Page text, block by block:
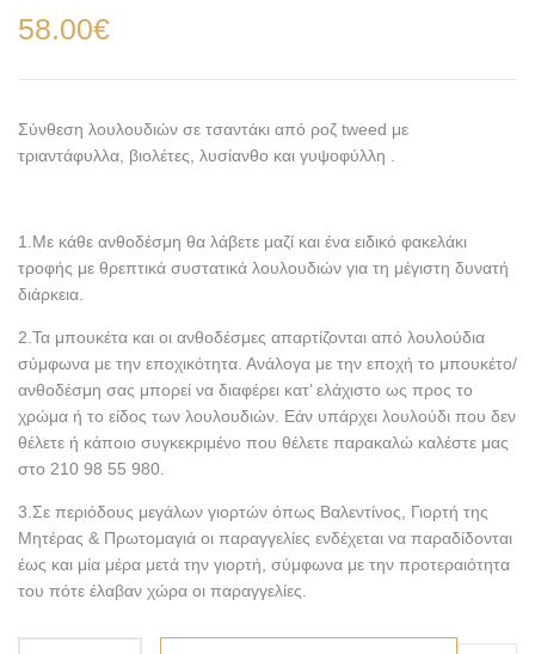
58.00€
Σύνθεση λουλουδιών σε τσαντάκι από ροζ tweed με
τριαντάφυλλα, βιολέτες, λυσίανθο και γυψοφύλλη .
1.Με κάθε ανθοδέσμη θα λάβετε μαζί και ένα ειδικό φακελάκι
τροφής με θρεπτικά συστατικά λουλουδιών για τη μέγιστη δυνατή
διάρκεια.
2.Τα μπουκέτα και οι ανθοδέσμες απαρτίζονται από λουλούδια
σύμφωνα με την εποχικότητα. Ανάλογα με την εποχή το μπουκέτο/
ανθοδέσμη σας μπορεί να διαφέρει κατ’ ελάχιστο ως προς το
χρώμα ή το είδος των λουλουδιών. Εάν υπάρχει λουλούδι που δεν
θέλετε ή κάποιο συγκεκριμένο που θέλετε παρακαλώ καλέστε μας
στο 210 98 55 980.
3.Σε περιόδους μεγάλων γιορτών όπως Βαλεντίνος, Γιορτή της
Μητέρας & Πρωτομαγιά οι παραγγελίες ενδέχεται να παραδίδονται
έως και μία μέρα μετά την γιορτή, σύμφωνα με την προτεραιότητα
του πότε έλαβαν χώρα οι παραγγελίες.